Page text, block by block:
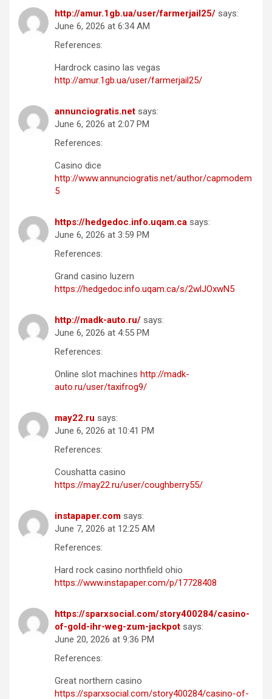
http://amur.1gb.ua/user/farmerjail25/ says:
June 6, 2026 at 6:34 AM
References:
Hardrock casino las vegas
http://amur.1gb.ua/user/farmerjail25/
annunciogratis.net says:
June 6, 2026 at 2:07 PM
References:
Casino dice
http://www.annunciogratis.net/author/capmodem
5
https://hedgedoc.info.uqam.ca says:
June 6, 2026 at 3:59 PM
References:
Grand casino luzern
https://hedgedoc.info.uqam.ca/s/2wlJOxwN5
http://madk-auto.ru/ says:
June 6, 2026 at 4:55 PM
References:
Online slot machines http://madk-
auto.ru/user/taxifrog9/
may22.ru says:
June 6, 2026 at 10:41 PM
References:
Coushatta casino
https://may22.ru/user/coughberry55/
instapaper.com says:
June 7, 2026 at 12:25 AM
References:
Hard rock casino northfield ohio
https://www.instapaper.com/p/17728408
https://sparxsocial.com/story400284/casino-
of-gold-ihr-weg-zum-jackpot says:
June 20, 2026 at 9:36 PM
References:
Great northern casino
https://sparxsocial.com/story400284/casino-of-